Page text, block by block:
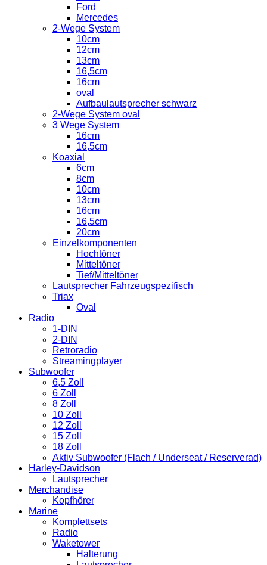
Ford
Mercedes
2-Wege System
10cm
12cm
13cm
16,5cm
16cm
oval
Aufbaulautsprecher schwarz
2-Wege System oval
3 Wege System
16cm
16,5cm
Koaxial
6cm
8cm
10cm
13cm
16cm
16,5cm
20cm
Einzelkomponenten
Hochtöner
Mitteltöner
Tief/Mitteltöner
Lautsprecher Fahrzeugspezifisch
Triax
Oval
Radio
1-DIN
2-DIN
Retroradio
Streamingplayer
Subwoofer
6,5 Zoll
6 Zoll
8 Zoll
10 Zoll
12 Zoll
15 Zoll
18 Zoll
Aktiv Subwoofer (Flach / Underseat / Reserverad)
Harley-Davidson
Lautsprecher
Merchandise
Kopfhörer
Marine
Komplettsets
Radio
Waketower
Halterung